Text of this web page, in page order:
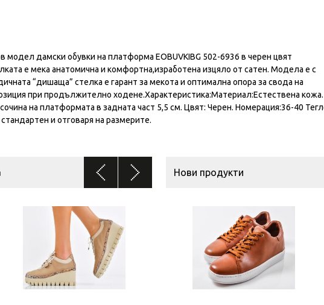
дамски обувки на платформа EOBUVKIBG 502-6936 в черен цвят
е мека анатомична и комфортна,изработена изцяло от сатен. Модела е с
“дишаща” стелка е гарант за мекота и оптимална опора за свода на
при продължително ходене.Характеристика:Материал:Естествена кожа.
на платформата в задната част 5,5 см. Цвят: Черен. Номерация:36-40 Тегло
и отговаря на размерите.
Нови продукти